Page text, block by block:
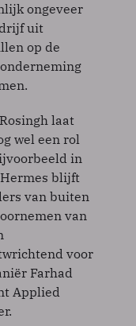
ongeveer
uit
op de
laat
wel een rol
in
blijft
van buiten
van
voor
Farhad
Applied